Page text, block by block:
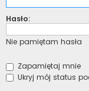
Hasło:
Nie pamiętam hasła
Zapamiętaj mnie
Ukryj mój status